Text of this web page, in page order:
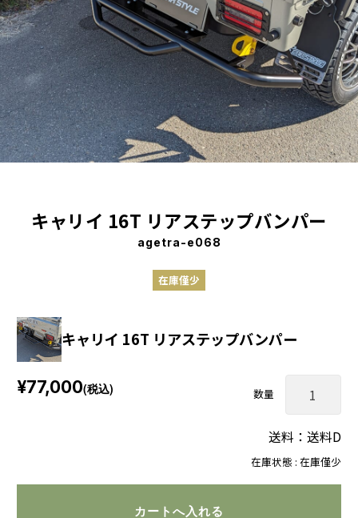
キャリイ 16T リアステップバンパー
agetra-e068
在庫僅少
キャリイ 16T リアステップバンパー
在庫状態 : 在庫僅少
¥77,000(税込) 数量
送料：送料D